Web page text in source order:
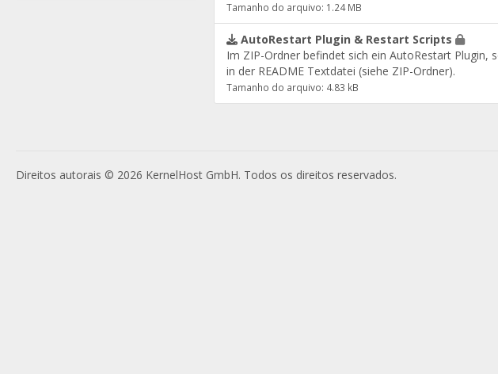
Tamanho do arquivo: 1.24 MB
AutoRestart Plugin & Restart Scripts
Im ZIP-Ordner befindet sich ein AutoRestart Plugin,
in der README Textdatei (siehe ZIP-Ordner).
Tamanho do arquivo: 4.83 kB
Direitos autorais © 2026 KernelHost GmbH. Todos os direitos reservados.